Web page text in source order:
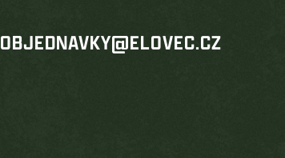
OBJEDNAVKY@ELOVEC.CZ